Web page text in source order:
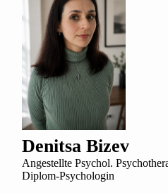
Denitsa Bizev
Angestellte Psychol.
Diplom-Psychologin